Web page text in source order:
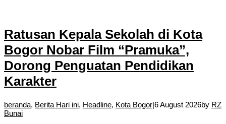
Ratusan Kepala Sekolah di Kota
Bogor Nobar Film “Pramuka”,
Dorong Penguatan Pendidikan
Karakter
beranda, Berita Hari ini, Headline, Kota Bogor|6 August 2026by RZ
Bunai